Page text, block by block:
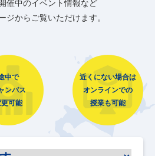
催中のイベント情報など
ジからご覧いただけます。
中で
ンパス
可能
近くにない場合は
オンラインでの
授業も可能